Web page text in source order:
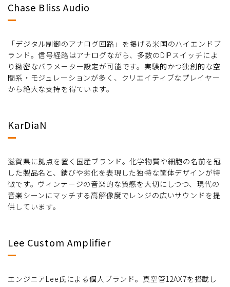
Chase Bliss Audio
「デジタル制御のアナログ回路」を掲げる米国のハイエンドブ
ランド。信号経路はアナログながら、多数のDIPスイッチによ
り緻密なパラメーター設定が可能です。実験的かつ独創的な空
間系・モジュレーションが多く、クリエイティブなプレイヤー
から絶大な支持を得ています。
KarDiaN
滋賀県に拠点を置く国産ブランド。化学物質や細胞の名前を冠
した製品名と、錆びや劣化を表現した独特な筐体デザインが特
徴です。ヴィンテージの音楽的な質感を大切にしつつ、現代の
音楽シーンにマッチする高解像度でレンジの広いサウンドを提
供しています。
Lee Custom Amplifier
エンジニアLee氏による個人ブランド。真空管12AX7を搭載し